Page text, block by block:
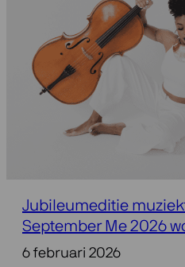
Jubileumeditie
September Me 2026
6 februari 2026